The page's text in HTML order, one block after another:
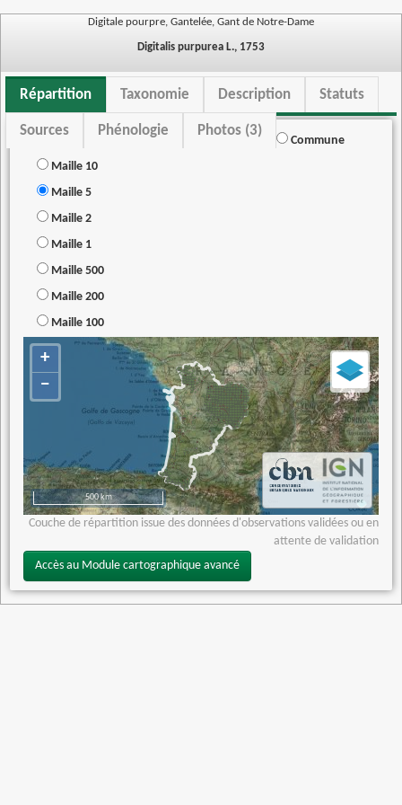
Digitale pourpre, Gantelée, Gant de Notre-Dame
Digitalis purpurea L., 1753
Répartition Taxonomie Description Statuts
Sources Phénologie Photos (3)
Commune
Maille 10
Maille 5
Maille 2
Maille 1
Maille 500
Maille 200
Maille 100
+
−
500 km
Couche de répartition issue des données d'observations validées ou en
attente de validation
Accès au Module cartographique avancé